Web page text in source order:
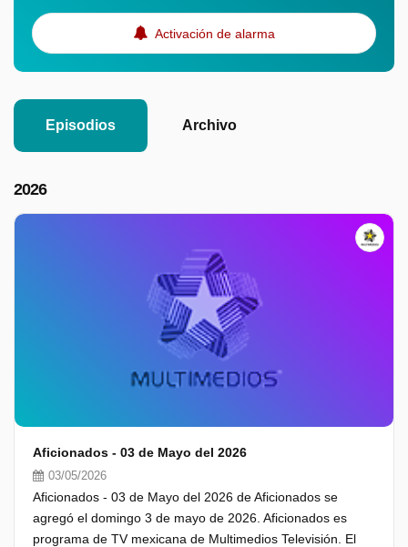
Activación de alarma
Episodios Archivo
2026
Aficionados - 03 de Mayo del 2026
03/05/2026
Aficionados - 03 de Mayo del 2026 de Aficionados se
agregó el domingo 3 de mayo de 2026. Aficionados es
programa de TV mexicana de Multimedios Televisión. El